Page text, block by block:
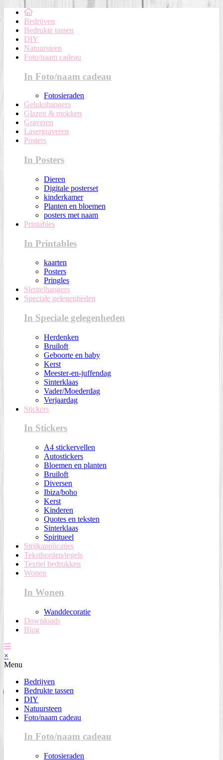
Bedrijven
Bedrukte tassen
DIY
Natuursteen
Foto/naam cadeau
In Foto/naam cadeau
Fotosieraden
Gelukshangers
Glazen & mokken
Graveren
Lasergraveren
Posters
In Posters
Dieren
Digitale posterset
kinderkamer
Planten en bloemen
posters met naam
Printables
In Printables
kaarten
Posters
Pringles
Sleutelhangers
Speciale gelegenheden
In Speciale gelegenheden
Herdenken
Bruiloft
Geboorte en baby
Kerst
Meester-en-juffendag
Sinterklaas
Vader/Moederdag
Verjaardag
Stickers
In Stickers
A4 stickervellen
Autostickers
Bloemen en planten
Bruiloft
Diversen
Ibiza/boho
Kerst
Kinderen
Quotes en teksten
Sinterklaas
Spiritueel
Strijkapplicaties
Tekstborden/tegels
Textiel bedrukken
Wonen
In Wonen
Wanddecoratie
Downloads
Blog
×
Menu
Bedrijven
Bedrukte tassen
DIY
Natuursteen
Foto/naam cadeau
In Foto/naam cadeau
Fotosieraden